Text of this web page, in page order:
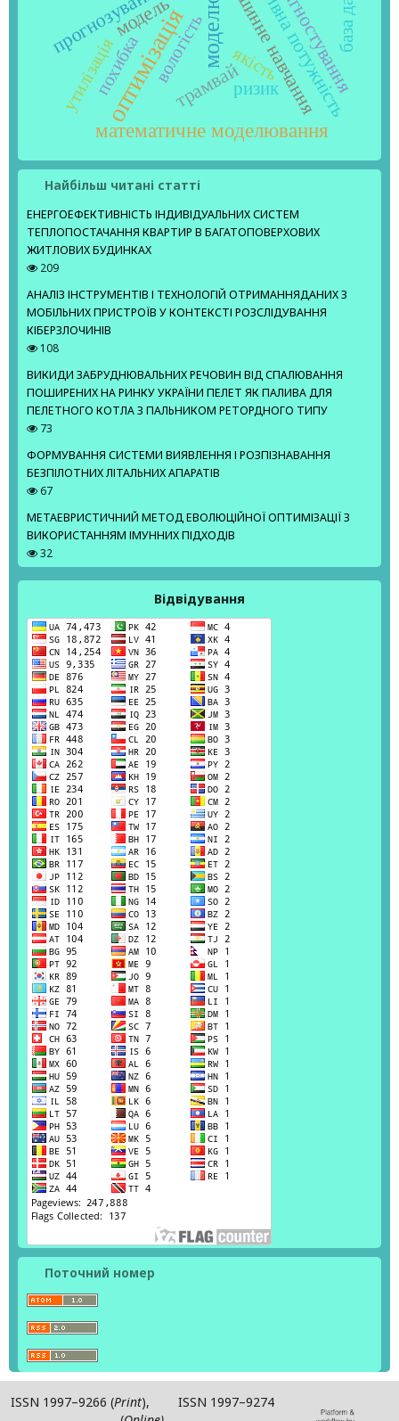
оптимізація
математичне моделювання
реактивна потужність
машинне навчання
модель діагностування
трамвай
вологість
ризик
якість
похибка
утилізація
Найбільш читані статті
ЕНЕРГОЕФЕКТИВНІСТЬ ІНДИВІДУАЛЬНИХ СИСТЕМ
ТЕПЛОПОСТАЧАННЯ КВАРТИР В БАГАТОПОВЕРХОВИХ
ЖИТЛОВИХ БУДИНКАХ
209
АНАЛІЗ ІНСТРУМЕНТІВ І ТЕХНОЛОГІЙ ОТРИМАННЯДАНИХ З
МОБІЛЬНИХ ПРИСТРОЇВ У КОНТЕКСТІ РОЗСЛІДУВАННЯ
КІБЕРЗЛОЧИНІВ
108
ВИКИДИ ЗАБРУДНЮВАЛЬНИХ РЕЧОВИН ВІД СПАЛЮВАННЯ
ПОШИРЕНИХ НА РИНКУ УКРАЇНИ ПЕЛЕТ ЯК ПАЛИВА ДЛЯ
ПЕЛЕТНОГО КОТЛА З ПАЛЬНИКОМ РЕТОРДНОГО ТИПУ
73
ФОРМУВАННЯ СИСТЕМИ ВИЯВЛЕННЯ І РОЗПІЗНАВАННЯ
БЕЗПІЛОТНИХ ЛІТАЛЬНИХ АПАРАТІВ
67
МЕТАЕВРИСТИЧНИЙ МЕТОД ЕВОЛЮЦІЙНОЇ ОПТИМІЗАЦІЇ З
ВИКОРИСТАННЯМ ІМУННИХ ПІДХОДІВ
32
Відвідування
Поточний номер
ISSN 1997–9266 (Print), ISSN 1997–9274